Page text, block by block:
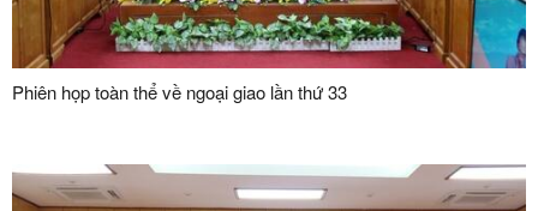
Phiên họp toàn thể về ngoại giao lần thứ 33